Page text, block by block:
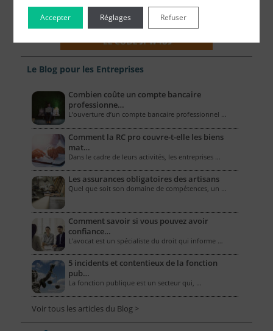
Le Blog pour les Entreprises
Combien coûte un compte bancaire
professionne…
L’ouverture d’un compte bancaire professionnel …
Comment la RC pro couvre-t-elle les biens
mat…
Dans le cadre de leurs activités, les entreprises …
Les assurances obligatoires des artisans
Quel que soit son domaine de compétences, un …
Comment savoir si vous pouvez avoir
confiance…
L'avocat est un spécialiste du droit qui informe …
5 incidents et contentieux de la fonction
pub…
La fonction publique est un secteur qui, …
Voir tous les articles du Blog >
Accepter Refuser
Réglages